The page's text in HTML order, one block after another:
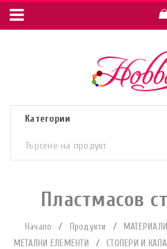
Пластмасов
Начало / Продукти /
МЕТАЛНИ ЕЛЕМЕНТИ
/ СТОПЕРИ И